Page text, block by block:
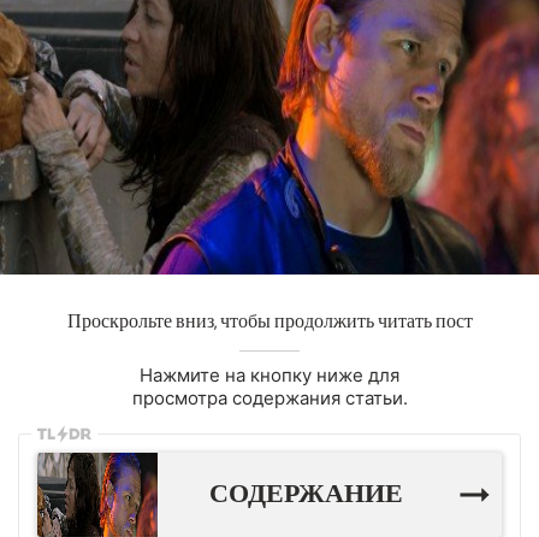
Проскрольте вниз, чтобы продолжить читать пост
Нажмите на кнопку ниже для
просмотра содержания статьи.
СОДЕРЖАНИЕ